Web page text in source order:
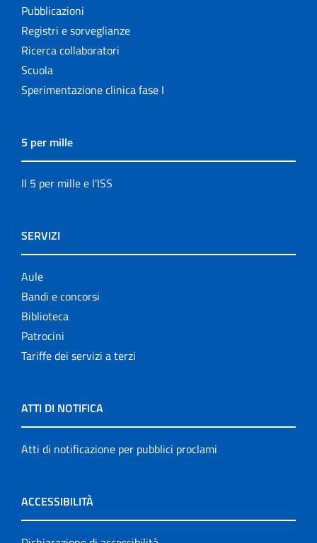
Pubblicazioni
Registri e sorveglianze
Ricerca collaboratori
Scuola
Sperimentazione clinica fase I
5 per mille
Il 5 per mille e l'ISS
SERVIZI
Aule
Bandi e concorsi
Biblioteca
Patrocini
Tariffe dei servizi a terzi
ATTI DI NOTIFICA
Atti di notificazione per pubblici proclami
ACCESSIBILITÀ